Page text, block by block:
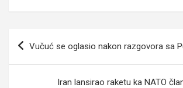
Navigacija
Vučuć se oglasio nakon razgovora sa
Iran lansirao raketu ka NATO